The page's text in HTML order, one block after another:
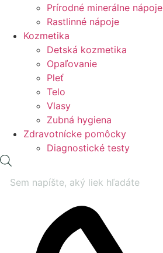
Prírodné minerálne nápoje
Rastlinné nápoje
Kozmetika
Detská kozmetika
Opaľovanie
Pleť
Telo
Vlasy
Zubná hygiena
Zdravotnícke pomôcky
Diagnostické testy
search